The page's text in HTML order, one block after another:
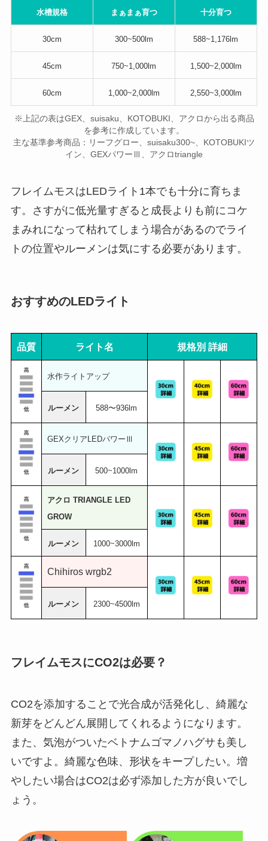
水槽規格 まぁまぁ育つ 十分育つ
30cm 300~500lm 588~1,176lm
45cm 750~1,000lm 1,500~2,000lm
60cm 1,000~2,000lm 2,550~3,000lm
※上記の表はGEX、suisaku、KOTOBUKI、アクロから出る商品
を参考に作成しています。
主な基準参考商品：リーフグロー、suisaku300~、KOTOBUKIツ
イン、GEXパワーⅢ、アクロtriangle
フレイムモスはLEDライト1本でも十分に育ちま
す。さすがに低光量すぎると成長よりも前にコケ
まみれになって枯れてしまう場合があるのでライ
トの位置やルーメンは気にする必要があります。
おすすめのLEDライト
品質 ライト名 規格別 詳細
水作ライトアップ
ルーメン 588〜936lm
GEXクリアLEDパワーⅢ
ルーメン 500~1000lm
アクロ TRIANGLE LED
GROW
ルーメン 1000~3000lm
Chihiros wrgb2
ルーメン 2300~4500lm
フレイムモスにCO2は必要？
CO2を添加することで光合成が活発化し、綺麗な
新芽をどんどん展開してくれるようになります。
また、気泡がついたベトナムゴマノハグサも美し
いですよ。綺麗な色味、形状をキープしたい。増
やしたい場合はCO2は必ず添加した方が良いでし
ょう。